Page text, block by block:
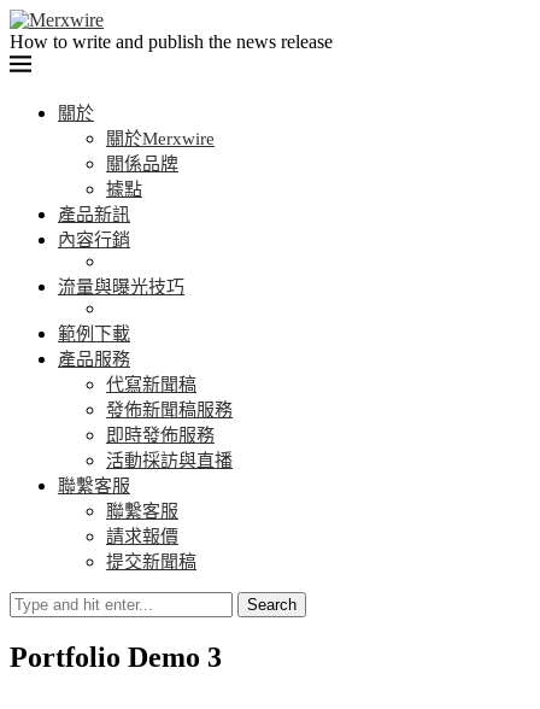
How to write and publish the news release
關於
關於Merxwire
關係品牌
據點
產品新訊
內容行銷
流量與曝光技巧
範例下載
產品服務
代寫新聞稿
發佈新聞稿服務
即時發佈服務
活動採訪與直播
聯繫客服
聯繫客服
請求報價
提交新聞稿
Search
Portfolio Demo 3